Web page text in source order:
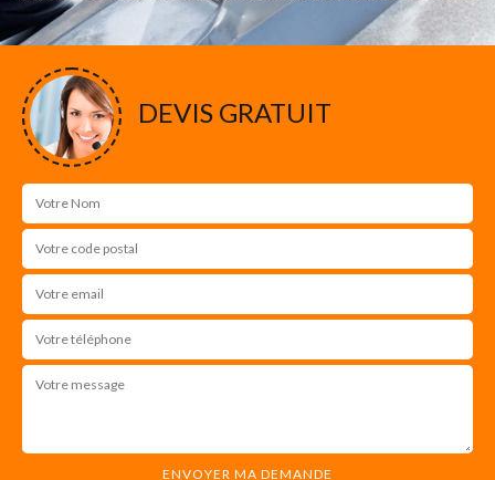
DEVIS GRATUIT